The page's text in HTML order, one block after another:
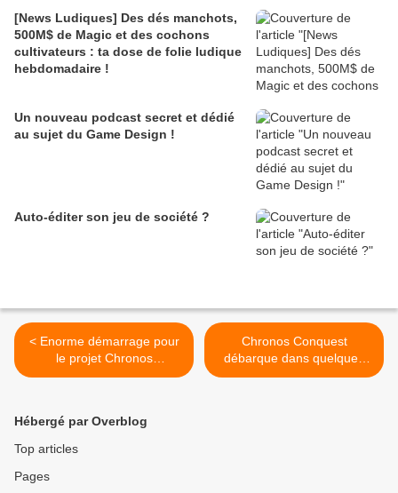
[News Ludiques] Des dés manchots,
500M$ de Magic et des cochons
cultivateurs : ta dose de folie ludique
hebdomadaire !
Un nouveau podcast secret et dédié
au sujet du Game Design !
Auto-éditer son jeu de société ?
< Enorme démarrage pour
le projet Chronos
Conquest!!
Chronos Conquest
débarque dans quelques
semaines ! >
Hébergé par Overblog
Top articles
Pages